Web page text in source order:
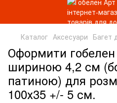
Каталог Аксесуари Багет
Оформити гобелен
шириною 4,2 см
патиною) для
100х35 +/- 5 см.